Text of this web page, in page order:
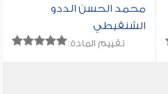
محمد الحسن الددو
الشنقيطي
تقييم المادة: